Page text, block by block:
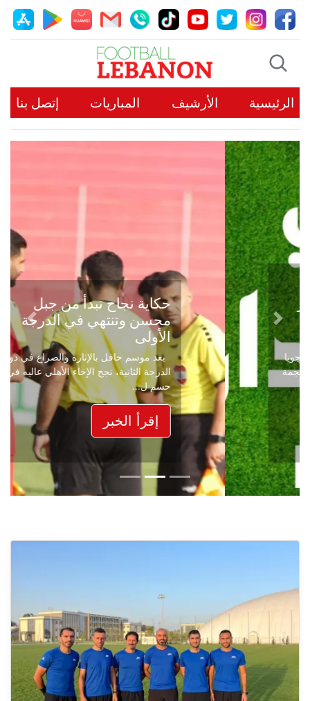
الرئيسية الأرشيف المباريات إتصل بنا
حكاية نجاح تبدأ من جبل
محسن وتنتهي في الدرجة
الأولى
بعد موسم حافل بالإثارة والصراع في دوري
الدرجة الثانية، نجح الإخاء الأهلي عاليه في
حسم ل...
إقرأ الخبر
Previous
Next